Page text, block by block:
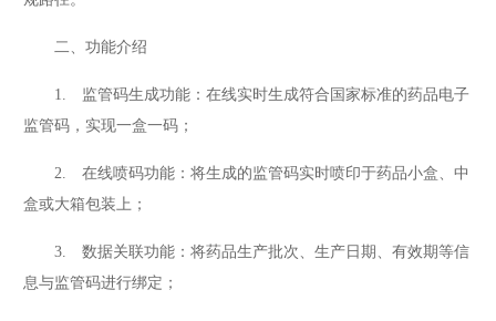
二、功能介绍
1. 监管码生成功能：在线实时生成符合国家标准的药品电子
监管码，实现一盒一码；
2. 在线喷码功能：将生成的监管码实时喷印于药品小盒、中
盒或大箱包装上；
3. 数据关联功能：将药品生产批次、生产日期、有效期等信
息与监管码进行绑定；